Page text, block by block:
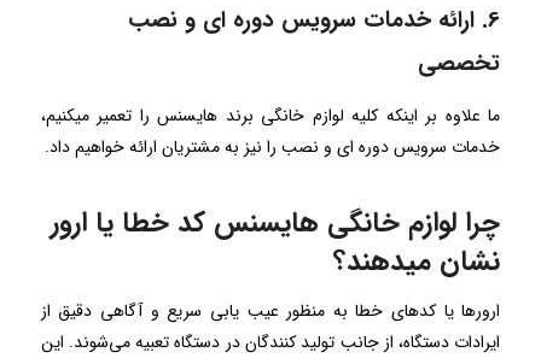
6. ارائه خدمات سرویس دوره ای و نصب
تخصصی
ما علاوه بر اینکه کلیه لوازم خانگی برند هایسنس را تعمیر میکنیم،
خدمات سرویس دوره ای و نصب را نیز به مشتریان ارائه خواهیم داد.
چرا لوازم خانگی هایسنس کد خطا یا ارور
نشان میدهند؟
ارورها یا کدهای خطا به منظور عیب یابی سریع و آگاهی دقیق از
ایرادات دستگاه، از جانب تولید کنندگان در دستگاه تعبیه می‌شوند. این